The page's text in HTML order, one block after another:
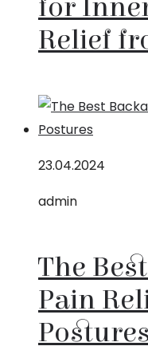
for
Relief
23.04.2024
admin
The
Pain
Postures